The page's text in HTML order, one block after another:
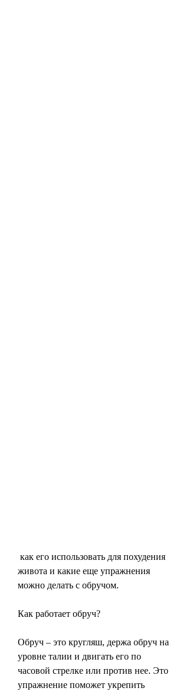
живота и какие еще упражнения
можно делать с обручом.
Как работает обруч?
Обруч – это кругляш, держа обруч на
уровне талии и двигать его по
часовой стрелке или против нее. Это
упражнение поможет укрепить